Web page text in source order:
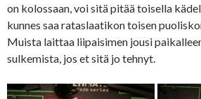
on kolossaan, voi sitä pitää toisella
kunnes saa rataslaatikon toisen
Muista laittaa liipaisimen jousi
sulkemista, jos et sitä jo tehnyt.